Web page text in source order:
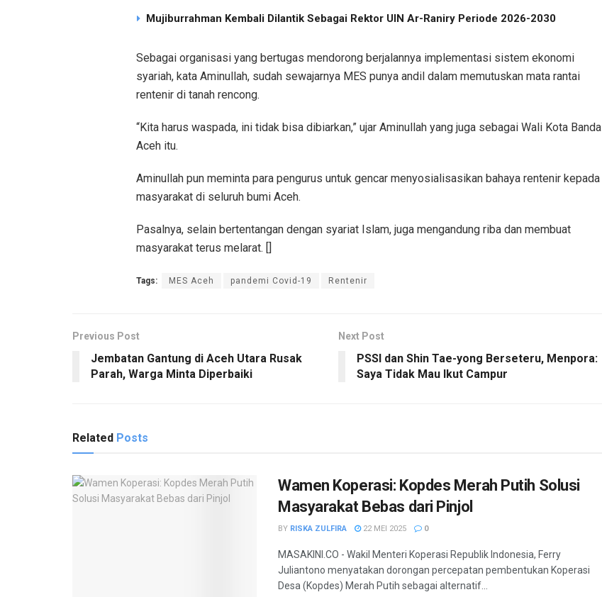
Mujiburrahman Kembali Dilantik Sebagai Rektor UIN Ar-Raniry Periode 2026-2030
Sebagai organisasi yang bertugas mendorong berjalannya implementasi sistem ekonomi
syariah, kata Aminullah, sudah sewajarnya MES punya andil dalam memutuskan mata rantai
rentenir di tanah rencong.
“Kita harus waspada, ini tidak bisa dibiarkan,” ujar Aminullah yang juga sebagai Wali Kota Banda
Aceh itu.
Aminullah pun meminta para pengurus untuk gencar menyosialisasikan bahaya rentenir kepada
masyarakat di seluruh bumi Aceh.
Pasalnya, selain bertentangan dengan syariat Islam, juga mengandung riba dan membuat
masyarakat terus melarat. []
Tags: MES Aceh pandemi Covid-19 Rentenir
Previous Post
Jembatan Gantung di Aceh Utara Rusak
Parah, Warga Minta Diperbaiki
Next Post
PSSI dan Shin Tae-yong Berseteru, Menpora:
Saya Tidak Mau Ikut Campur
Related Posts
Wamen Koperasi: Kopdes Merah Putih Solusi
Masyarakat Bebas dari Pinjol
BY RISKA ZULFIRA 22 MEI 2025 0
MASAKINI.CO - Wakil Menteri Koperasi Republik Indonesia, Ferry
Juliantono menyatakan dorongan percepatan pembentukan Koperasi
Desa (Kopdes) Merah Putih sebagai alternatif...